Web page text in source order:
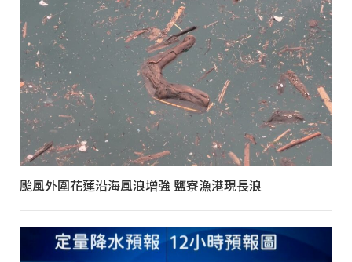
颱風外圍花蓮沿海風浪增強 鹽寮漁港現長浪